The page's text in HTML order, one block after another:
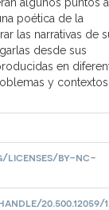
poética de la
las narrativas de
desde sus
en
y contextos
licenses/by-nc-
20.500.12059/